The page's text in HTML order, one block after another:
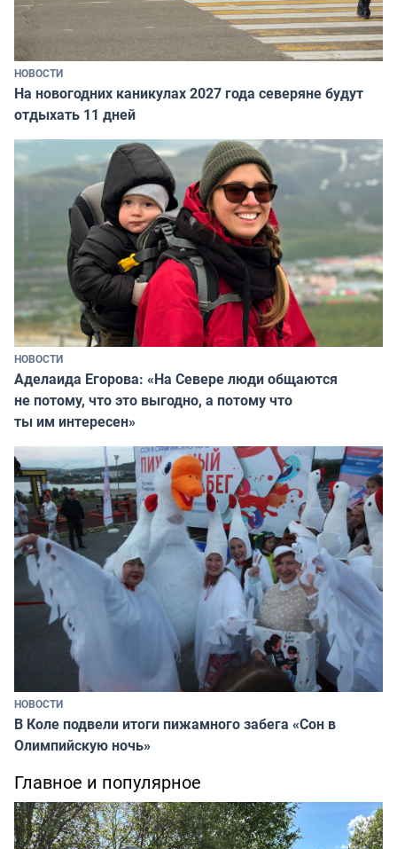
НОВОСТИ
На новогодних каникулах 2027 года северяне будут
отдыхать 11 дней
НОВОСТИ
Аделаида Егорова: «На Севере люди общаются
не потому, что это выгодно, а потому что
ты им интересен»
НОВОСТИ
В Коле подвели итоги пижамного забега «Сон в
Олимпийскую ночь»
Главное и популярное